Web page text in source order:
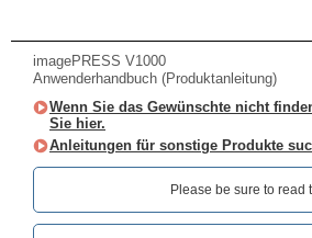
imagePRESS V1000
Anwenderhandbuch (Produktanleitung)
Wenn Sie das Gewünschte nicht
Sie hier.
Anleitungen für sonstige Produkte
Please be sure to read